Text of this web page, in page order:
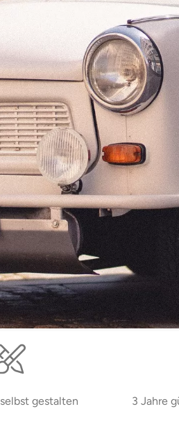
gestalten 3 Jahre